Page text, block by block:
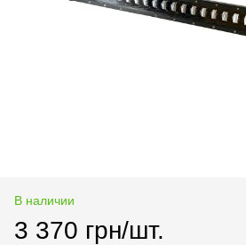
В наличии
3 370 грн/шт.